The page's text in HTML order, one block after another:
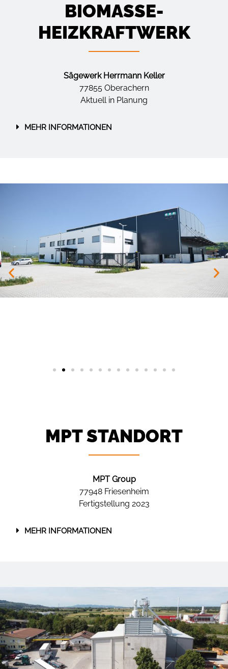
BIOMASSE-
HEIZKRAFTWERK
Sägewerk Herrmann Keller
77855 Oberachern
Aktuell in Planung
MEHR INFORMATIONEN
MPT STANDORT
MPT Group
77948 Friesenheim
Fertigstellung 2023
MEHR INFORMATIONEN